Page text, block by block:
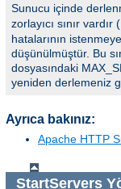
Sunucu içinde
zorlayıcı sınır vardır (
hatalarının
düşünülmüştür. Bu
dosyasındaki
yeniden derlemeniz
Ayrıca bakınız:
Apache HTTP
StartServers